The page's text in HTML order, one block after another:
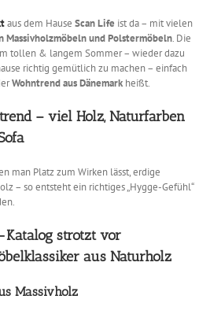
aus dem Hause Scan Life ist da – mit vielen
Massivholzmöbeln und Polstermöbeln. Die
tollen & langem Sommer – wieder dazu
richtig gemütlich zu machen – einfach
Wohntrend aus Dänemark heißt.
– viel Holz, Naturfarben
man Platz zum Wirken lässt, erdige
– so entsteht ein richtiges „Hygge-Gefühl“
strotzt vor
aus Naturholz
Massivholz